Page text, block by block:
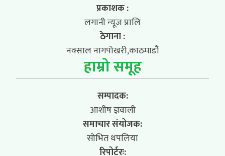
प्रकाशक :
लगानी न्यूज प्रालि
ठेगाना :
नक्साल नागपोखरी,काठमाडौं
हाम्रो समूह
सम्पादक:
आशीष ज्ञवाली
समाचार संयोजक:
सोभित थपलिया
रिपोर्टरः: